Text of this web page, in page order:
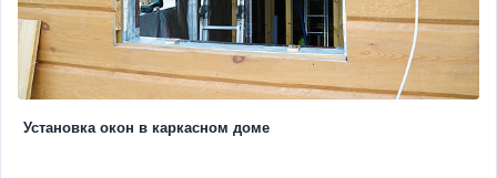
Установка окон в каркасном доме